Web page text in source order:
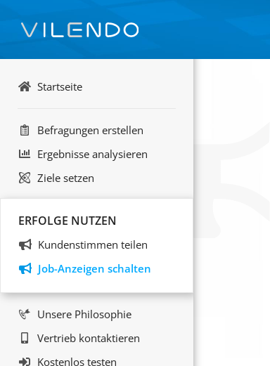
Startseite
Befragungen erstellen
Ergebnisse analysieren
Ziele setzen
ERFOLGE NUTZEN
Kundenstimmen teilen
Job-Anzeigen schalten
Unsere Philosophie
Vertrieb kontaktieren
Kostenlos testen